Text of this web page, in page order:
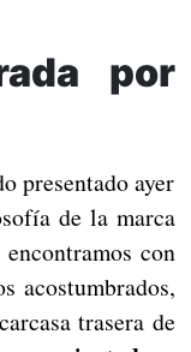
por
presentado ayer
de la marca
con
acostumbrados,
trasera de